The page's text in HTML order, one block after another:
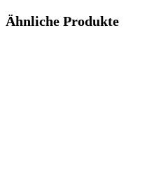
Ähnliche Produkte